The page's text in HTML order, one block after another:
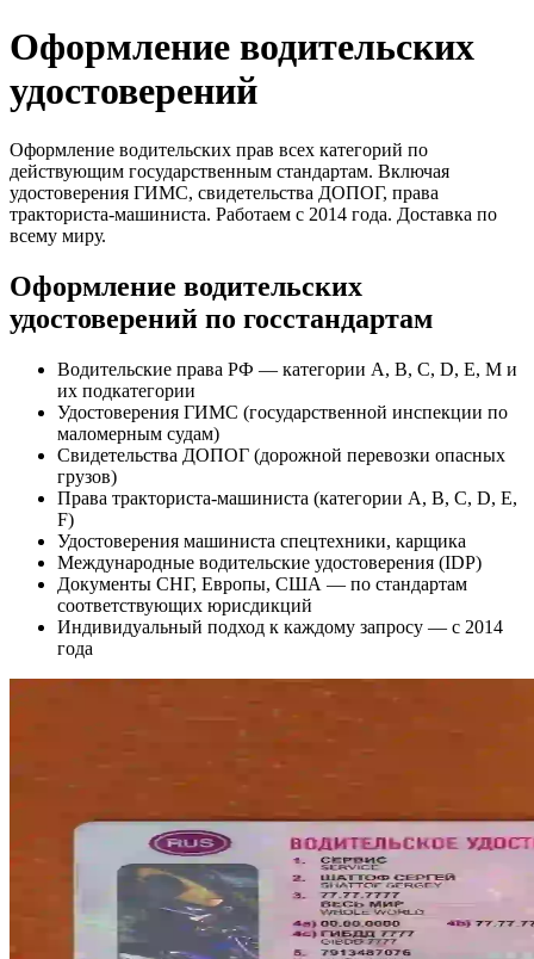
Оформление водительских
удостоверений
Оформление водительских прав всех категорий по
действующим государственным стандартам. Включая
удостоверения ГИМС, свидетельства ДОПОГ, права
тракториста-машиниста. Работаем с 2014 года. Доставка по
всему миру.
Оформление водительских
удостоверений по госстандартам
Водительские права РФ — категории A, B, C, D, E, M и
их подкатегории
Удостоверения ГИМС (государственной инспекции по
маломерным судам)
Свидетельства ДОПОГ (дорожной перевозки опасных
грузов)
Права тракториста-машиниста (категории A, B, C, D, E,
F)
Удостоверения машиниста спецтехники, карщика
Международные водительские удостоверения (IDP)
Документы СНГ, Европы, США — по стандартам
соответствующих юрисдикций
Индивидуальный подход к каждому запросу — с 2014
года